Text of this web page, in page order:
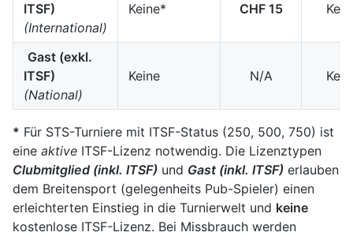
ITSF)
(International)
Keine* CHF 15
Gast (exkl.
ITSF)
(National)
Keine N/A
* Für STS-Turniere mit ITSF-Status (250, 500, 750) ist
eine aktive ITSF-Lizenz notwendig. Die Lizenztypen
Clubmitglied (inkl. ITSF) und Gast (inkl. ITSF) erlauben
dem Breitensport (gelegenheits Pub-Spieler) einen
erleichterten Einstieg in die Turnierwelt und keine
kostenlose ITSF-Lizenz. Bei Missbrauch werden